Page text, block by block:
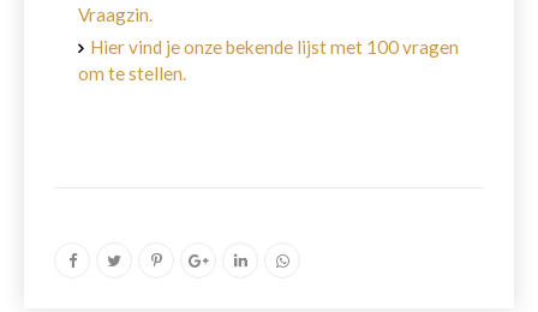
Vraagzin.
Hier vind je onze bekende lijst met 100 vragen
om te stellen.